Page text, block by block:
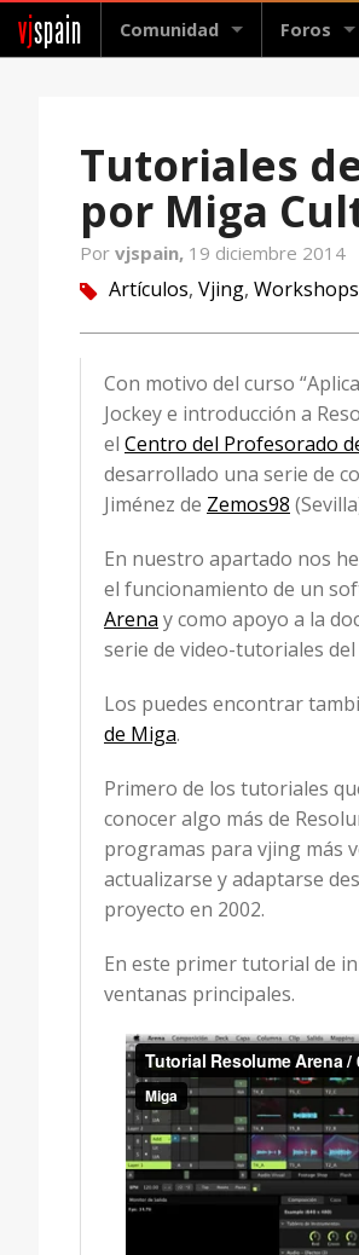
vjspain Comunidad Foros
Tutoriales
por Miga
Por vjspain, 19 diciembre 2014
tag Artículos, Vjing, Workshops
Con motivo del curso
Jockey e introducción a
el Centro del Profesorado
desarrollado una serie de
Jiménez de Zemos98
En nuestro apartado nos
el funcionamiento de un
Arena y como apoyo a la
serie de video-tutoriales
Los puedes encontrar
de Miga.
Primero de los tutoriales
conocer algo más de
programas para vjing más
actualizarse y adaptarse
proyecto en 2002.
En este primer tutorial de
ventanas principales.